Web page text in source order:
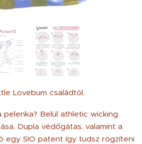
Lovebum családtól.
pelenka? Belül athletic wicking
Dupla védőgátas, valamint a
egy SIO patent így tudsz rögzíteni